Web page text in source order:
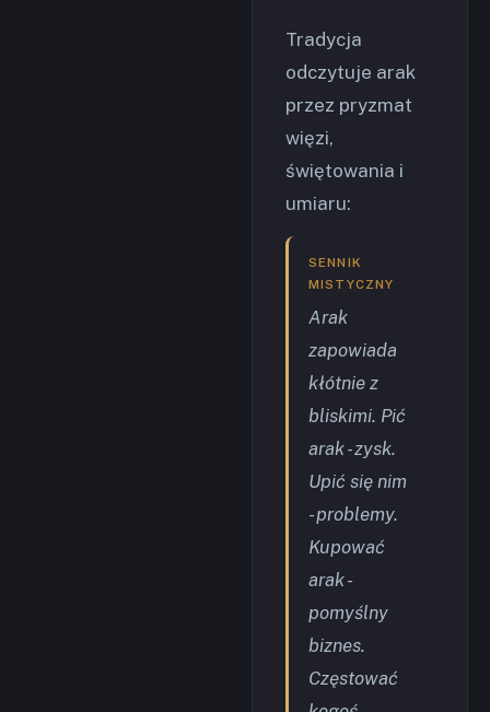
Tradycja
odczytuje arak
przez pryzmat
więzi,
świętowania i
umiaru:
SENNIK
MISTYCZNY
Arak
zapowiada
kłótnie z
bliskimi. Pić
arak - zysk.
Upić się nim
- problemy.
Kupować
arak -
pomyślny
biznes.
Częstować